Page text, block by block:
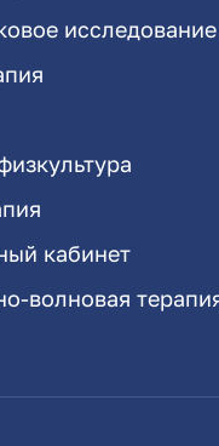
кабинет
волновая